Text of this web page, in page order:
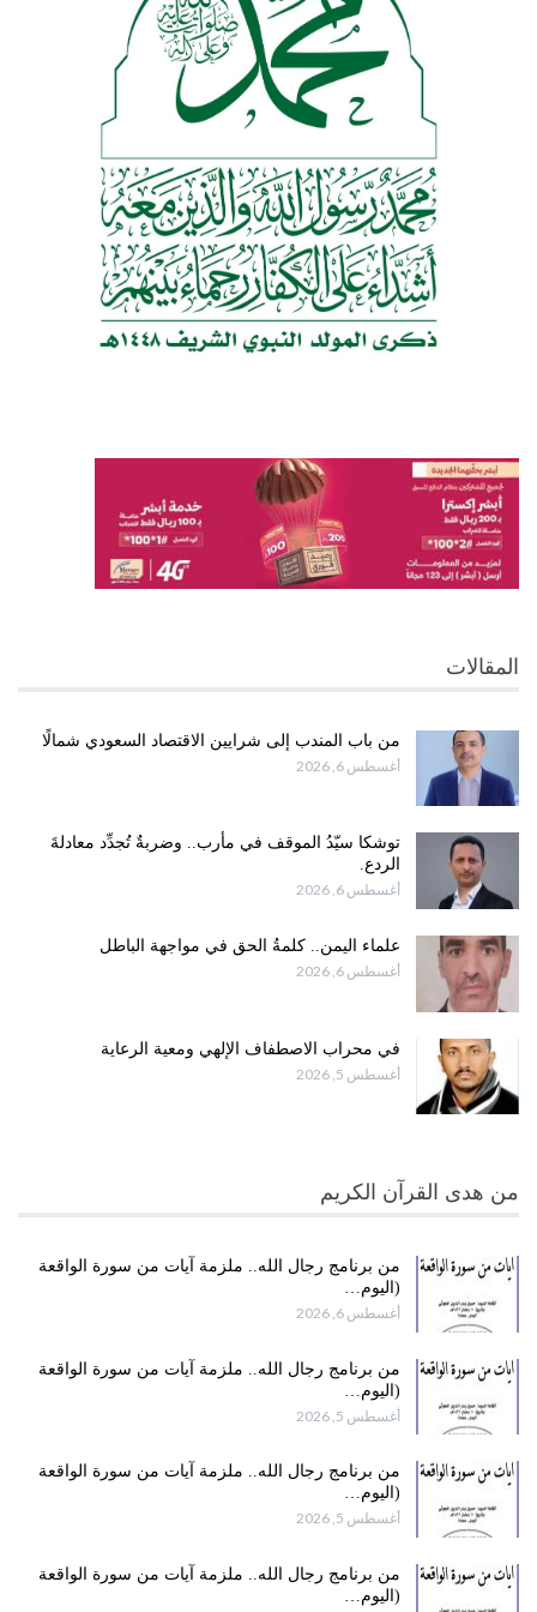
المقالات
من باب المندب إلى شرايين الاقتصاد السعودي شمالًا
أغسطس 6, 2026
توشكا سيّدُ الموقف في مأرب.. وضربةٌ تُجدِّد معادلةَ
الردع.
أغسطس 6, 2026
علماء اليمن.. كلمةُ الحق في مواجهة الباطل
أغسطس 6, 2026
في محراب الاصطفاف الإلهي ومعية الرعاية
أغسطس 5, 2026
من هدى القرآن الكريم
من برنامج رجال الله.. ملزمة آيات من سورة الواقعة
(اليوم…
أغسطس 6, 2026
من برنامج رجال الله.. ملزمة آيات من سورة الواقعة
(اليوم…
أغسطس 5, 2026
من برنامج رجال الله.. ملزمة آيات من سورة الواقعة
(اليوم…
أغسطس 5, 2026
من برنامج رجال الله.. ملزمة آيات من سورة الواقعة
(اليوم…